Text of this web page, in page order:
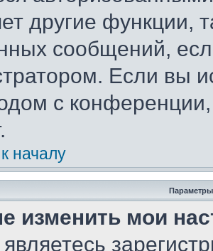
другие функции,
сообщений,
Если вы
с
началу
Параметры
изменить мои